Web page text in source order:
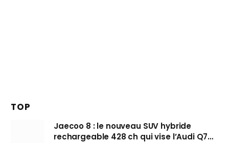
TOP
Jaecoo 8 : le nouveau SUV hybride
rechargeable 428 ch qui vise l’Audi Q7